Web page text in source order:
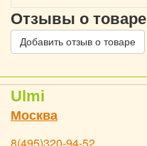
Отзывы о товаре
Добавить отзыв о товаре
Ulmi
Москва